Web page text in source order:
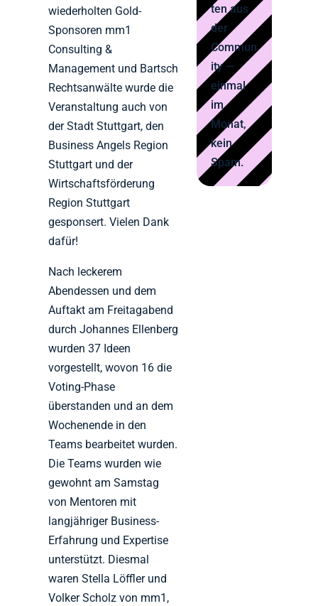
wiederholten Gold-
Sponsoren mm1
Consulting &
Management und Bartsch
Rechtsanwälte wurde die
Veranstaltung auch von
der Stadt Stuttgart, den
Business Angels Region
Stuttgart und der
Wirtschaftsförderung
Region Stuttgart
gesponsert. Vielen Dank
dafür!
Nach leckerem
Abendessen und dem
Auftakt am Freitagabend
durch Johannes Ellenberg
wurden 37 Ideen
vorgestellt, wovon 16 die
Voting-Phase
überstanden und an dem
Wochenende in den
Teams bearbeitet wurden.
Die Teams wurden wie
gewohnt am Samstag
von Mentoren mit
langjähriger Business-
Erfahrung und Expertise
unterstützt. Diesmal
waren Stella Löffler und
Volker Scholz von mm1,
ten aus
der
Commun
ity —
einmal
im
Monat,
kein
Spam.